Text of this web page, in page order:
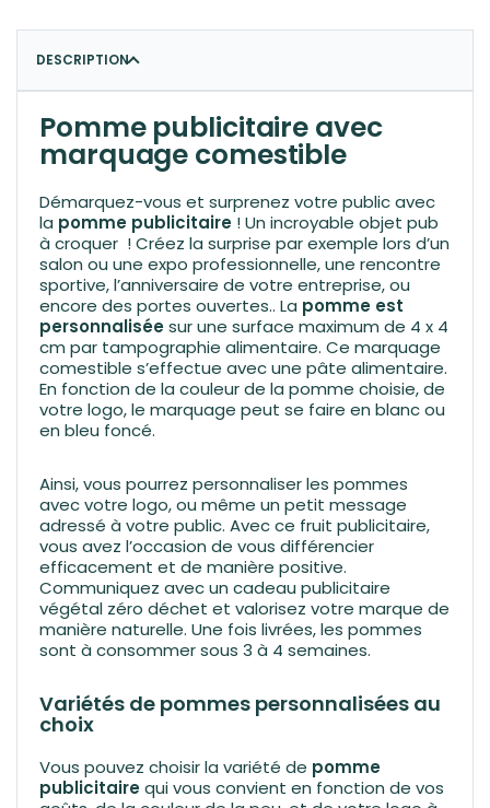
DESCRIPTION
Pomme publicitaire avec
marquage comestible
Démarquez-vous et surprenez votre public avec
la pomme publicitaire ! Un incroyable objet pub
à croquer ! Créez la surprise par exemple lors d’un
salon ou une expo professionnelle, une rencontre
sportive, l’anniversaire de votre entreprise, ou
encore des portes ouvertes.. La pomme est
personnaliséesur une surface maximum de 4 x 4
cm par tampographie alimentaire. Ce marquage
comestible s’effectue avec une pâte alimentaire.
En fonction de la couleur de la pomme choisie, de
votre logo, le marquage peut se faire en blanc ou
en bleu foncé.
Ainsi, vous pourrez personnaliser les pommes
avec votre logo, ou même un petit message
adressé à votre public. Avec ce fruit publicitaire,
vous avez l’occasion de vous différencier
efficacement et de manière positive.
Communiquez avec un cadeau publicitaire
végétal zéro déchet et valorisez votre marque de
manière naturelle. Une fois livrées, les pommes
sont à consommer sous 3 à 4 semaines.
Variétés de pommes personnalisées au
choix
Vous pouvez choisir la variété de pomme
publicitairequi vous convient en fonction de vos